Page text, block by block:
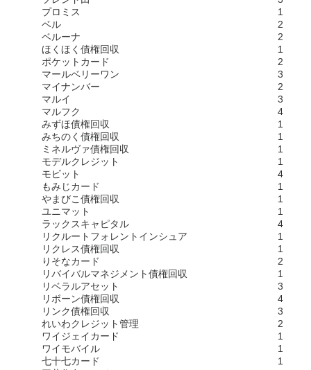
プロミス
1
ベル
2
ベルーナ
2
ほくほく債権回収
1
ポケットカード
2
マールベリーワン
3
マイナンバー
2
マルイ
3
マルフク
4
みずほ債権回収
1
みちのく債権回収
1
ミネルヴァ債権回収
1
モデルクレジット
1
モビット
4
もみじカード
1
やまびこ債権回収
1
ユニマット
1
ラックスキャピタル
4
リクルートフォレントインシュア
1
リクレス債権回収
1
りそなカード
2
リバイバルマネジメント債権回収
1
リベラルアセット
3
リボーン債権回収
4
リンク債権回収
3
れいわクレジット管理
2
ワイジェイカード
1
ワイモバイル
1
七十七カード
1